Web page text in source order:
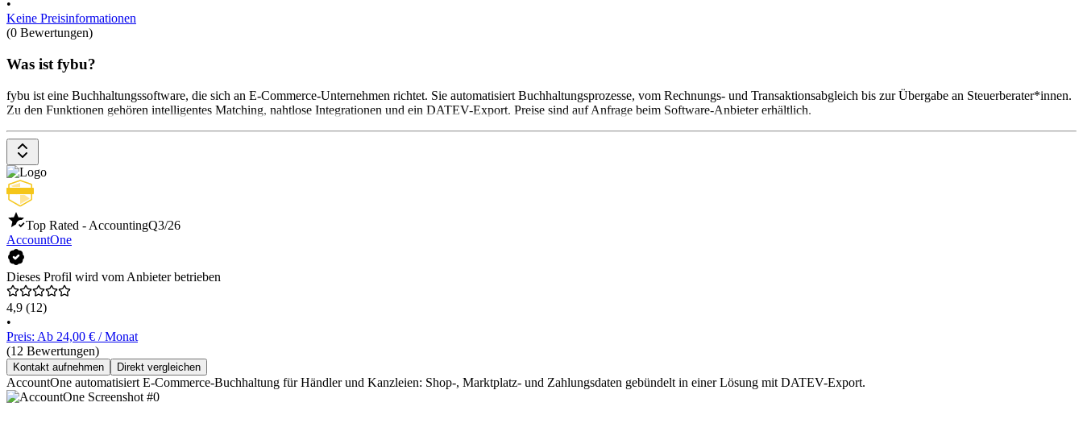
•
Keine Preisinformationen
(0 Bewertungen)
Was ist fybu?
fybu ist eine Buchhaltungssoftware, die sich an E-Commerce-Unternehmen richtet. Sie automatisiert Buchhaltungsprozesse, vom Rechnungs- und Transaktionsabgleich bis zur Übergabe an Steuerberater*innen.
Zu den Funktionen gehören intelligentes Matching, nahtlose Integrationen und ein DATEV-Export. Preise sind auf Anfrage beim Software-Anbieter erhältlich.
Top Rated - AccountingQ3/26
AccountOne
Dieses Profil wird vom Anbieter betrieben
4,9 (12)
•
Preis: Ab 24,00 € / Monat
(12 Bewertungen)
Kontakt aufnehmen Direkt vergleichen
AccountOne automatisiert E-Commerce-Buchhaltung für Händler und Kanzleien: Shop-, Marktplatz- und Zahlungsdaten gebündelt in einer Lösung mit DATEV-Export.